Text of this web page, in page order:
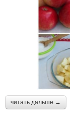
читать дальше →